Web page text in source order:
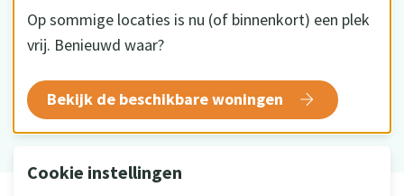
Op sommige locaties is nu (of binnenkort) een plek
vrij. Benieuwd waar?
Bekijk de beschikbare woningen
Cookie instellingen
HKZ gecertificeerd